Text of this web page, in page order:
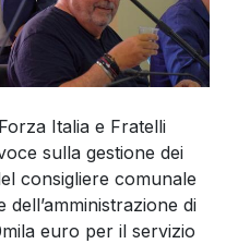
Italia e Fratelli
sulla gestione dei
consigliere comunale
dell’amministrazione di
euro per il servizio